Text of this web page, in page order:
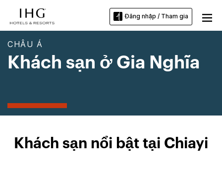
Đăng nhập / Tham gia
CHÂU Á
Khách sạn ở Gia Nghĩa
Khách sạn nổi bật tại Chiayi